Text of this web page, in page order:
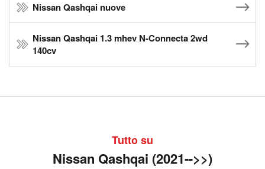
Nissan Qashqai nuove
Nissan Qashqai 1.3 mhev N-Connecta 2wd
140cv
Tutto su
Nissan Qashqai (2021-->>)